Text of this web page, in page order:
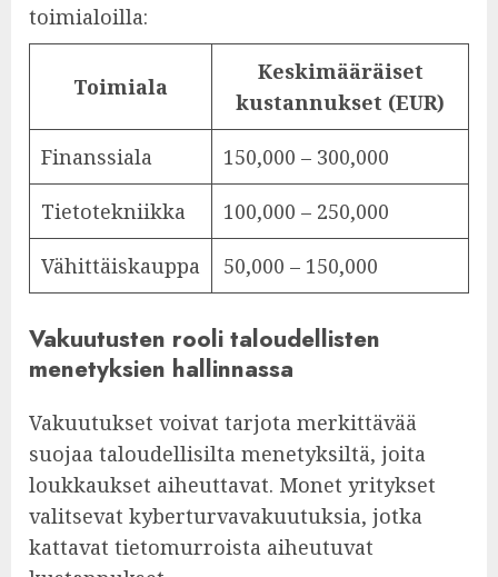
toimialoilla:
Toimiala
Keskimääräiset
kustannukset (EUR)
Finanssiala 150,000 – 300,000
Tietotekniikka 100,000 – 250,000
Vähittäiskauppa 50,000 – 150,000
Vakuutusten rooli taloudellisten
menetyksien hallinnassa
Vakuutukset voivat tarjota merkittävää
suojaa taloudellisilta menetyksiltä, joita
loukkaukset aiheuttavat. Monet yritykset
valitsevat kyberturvavakuutuksia, jotka
kattavat tietomurroista aiheutuvat